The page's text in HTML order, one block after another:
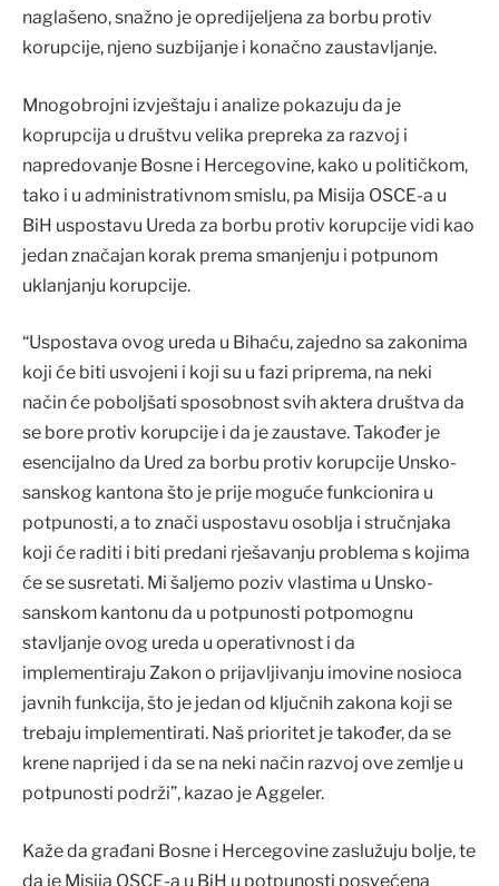
naglašeno, snažno je opredijeljena za borbu protiv
korupcije, njeno suzbijanje i konačno zaustavljanje.
Mnogobrojni izvještaju i analize pokazuju da je
koprupcija u društvu velika prepreka za razvoj i
napredovanje Bosne i Hercegovine, kako u političkom,
tako i u administrativnom smislu, pa Misija OSCE-a u
BiH uspostavu Ureda za borbu protiv korupcije vidi kao
jedan značajan korak prema smanjenju i potpunom
uklanjanju korupcije.
“Uspostava ovog ureda u Bihaću, zajedno sa zakonima
koji će biti usvojeni i koji su u fazi priprema, na neki
način će poboljšati sposobnost svih aktera društva da
se bore protiv korupcije i da je zaustave. Također je
esencijalno da Ured za borbu protiv korupcije Unsko-
sanskog kantona što je prije moguće funkcionira u
potpunosti, a to znači uspostavu osoblja i stručnjaka
koji će raditi i biti predani rješavanju problema s kojima
će se susretati. Mi šaljemo poziv vlastima u Unsko-
sanskom kantonu da u potpunosti potpomognu
stavljanje ovog ureda u operativnost i da
implementiraju Zakon o prijavljivanju imovine nosioca
javnih funkcija, što je jedan od ključnih zakona koji se
trebaju implementirati. Naš prioritet je također, da se
krene naprijed i da se na neki način razvoj ove zemlje u
potpunosti podrži”, kazao je Aggeler.
Kaže da građani Bosne i Hercegovine zaslužuju bolje, te
da je Misija OSCE-a u BiH u potpunosti posvećena